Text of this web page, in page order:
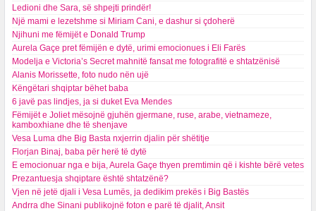
Ledioni dhe Sara, së shpejti prindër!
Një mami e lezetshme si Miriam Cani, e dashur si çdoherë
Njihuni me fëmijët e Donald Trump
Aurela Gaçe pret fëmijën e dytë, urimi emocionues i Eli Farës
Modelja e Victoria’s Secret mahnitë fansat me fotografitë e shtatzënisë
Alanis Morissette, foto nudo nën ujë
Këngëtari shqiptar bëhet baba
6 javë pas lindjes, ja si duket Eva Mendes
Fëmijët e Joliet mësojnë gjuhën gjermane, ruse, arabe, vietnameze,
kamboxhiane dhe të shenjave
Vesa Luma dhe Big Basta nxjerrin djalin për shëtitje
Florjan Binaj, baba për herë të dytë
E emocionuar nga e bija, Aurela Gaçe thyen premtimin që i kishte bërë vetes
Prezantuesja shqiptare është shtatzënë?
Vjen në jetë djali i Vesa Lumës, ja dedikim prekës i Big Bastës
Andrra dhe Sinani publikojnë foton e parë të djalit, Ansit